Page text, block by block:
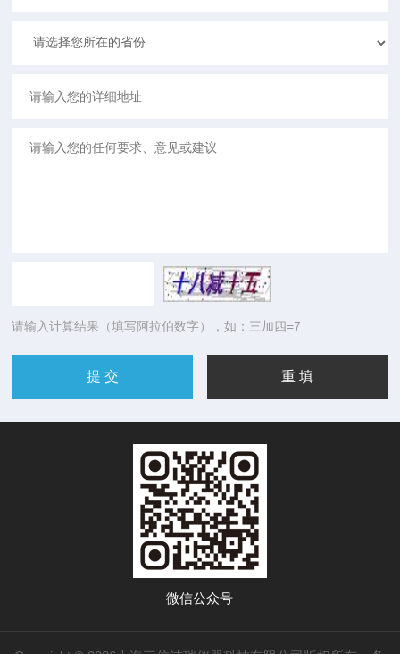
请输入计算结果（填写阿拉伯数字），如：三加四=7
微信公众号